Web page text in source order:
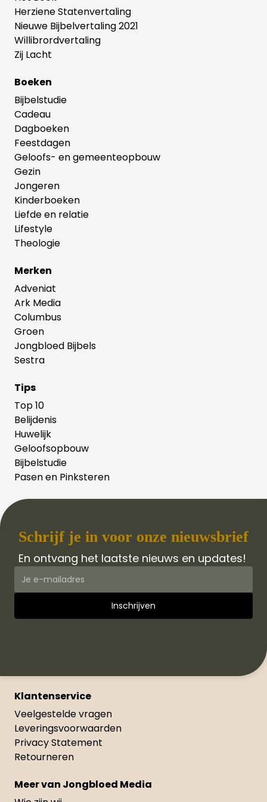
Herziene Statenvertaling
Nieuwe Bijbelvertaling 2021
Willibrordvertaling
Zij Lacht
Boeken
Bijbelstudie
Cadeau
Dagboeken
Feestdagen
Geloofs- en gemeenteopbouw
Gezin
Jongeren
Kinderboeken
Liefde en relatie
Lifestyle
Theologie
Merken
Adveniat
Ark Media
Columbus
Groen
Jongbloed Bijbels
Sestra
Tips
Top 10
Belijdenis
Huwelijk
Geloofsopbouw
Bijbelstudie
Pasen en Pinksteren
Schrijf je in voor onze nieuwsbrief
En ontvang het laatste nieuws en updates!
Klantenservice
Veelgestelde vragen
Leveringsvoorwaarden
Privacy Statement
Retourneren
Meer van Jongbloed Media